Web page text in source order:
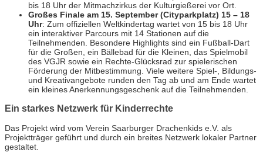
bis 18 Uhr der Mitmachzirkus der Kulturgießerei vor Ort.
Großes Finale am 15. September (Cityparkplatz) 15 – 18
Uhr: Zum offiziellen Weltkindertag wartet von 15 bis 18 Uhr
ein interaktiver Parcours mit 14 Stationen auf die
Teilnehmenden. Besondere Highlights sind ein Fußball-Dart
für die Großen, ein Bällebad für die Kleinen, das Spielmobil
des VGJR sowie ein Rechte-Glücksrad zur spielerischen
Förderung der Mitbestimmung. Viele weitere Spiel-, Bildungs-
und Kreativangebote runden den Tag ab und am Ende wartet
ein kleines Anerkennungsgeschenk auf die Teilnehmenden.
Ein starkes Netzwerk für Kinderrechte
Das Projekt wird vom Verein Saarburger Drachenkids e.V. als
Projektträger geführt und durch ein breites Netzwerk lokaler Partner
gestaltet.